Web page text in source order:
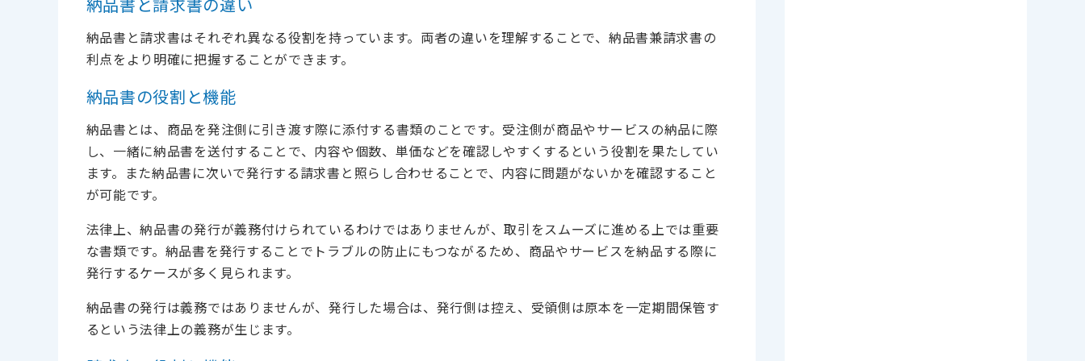
納品書と請求書の違い
納品書と請求書はそれぞれ異なる役割を持っています。両者の違いを理解することで、納品書兼請求書の
利点をより明確に把握することができます。
納品書の役割と機能
納品書とは、商品を発注側に引き渡す際に添付する書類のことです。受注側が商品やサービスの納品に際
し、一緒に納品書を送付することで、内容や個数、単価などを確認しやすくするという役割を果たしてい
ます。また納品書に次いで発行する請求書と照らし合わせることで、内容に問題がないかを確認すること
が可能です。
法律上、納品書の発行が義務付けられているわけではありませんが、取引をスムーズに進める上では重要
な書類です。納品書を発行することでトラブルの防止にもつながるため、商品やサービスを納品する際に
発行するケースが多く見られます。
納品書の発行は義務ではありませんが、発行した場合は、発行側は控え、受領側は原本を一定期間保管す
るという法律上の義務が生じます。